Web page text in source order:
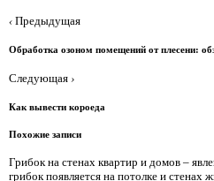
‹ Предыдущая
Обработка озоном помещений от плесени:
Следующая ›
Как вывести короеда
Похожие записи
Грибок на стенах квартир и домов –
грибок появляется на потолке и стенах